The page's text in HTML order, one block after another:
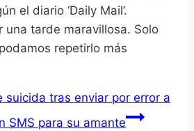
el diario ‘Daily Mail’.
una tarde maravillosa. Solo
repetirlo más
suicida tras enviar por error a
SMS para su amante